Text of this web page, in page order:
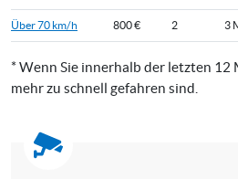
Über 70 km/h 800 € 2 3
* Wenn Sie innerhalb der letzten
mehr zu schnell gefahren sind.